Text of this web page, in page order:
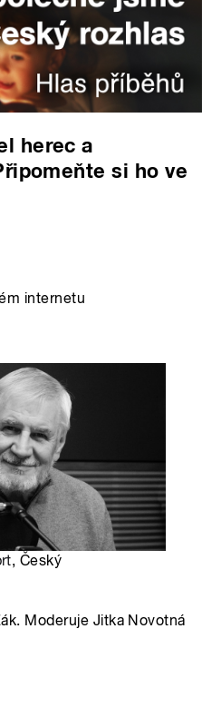
herec a
si ho ve
internetu
, Český
Moderuje Jitka Novotná